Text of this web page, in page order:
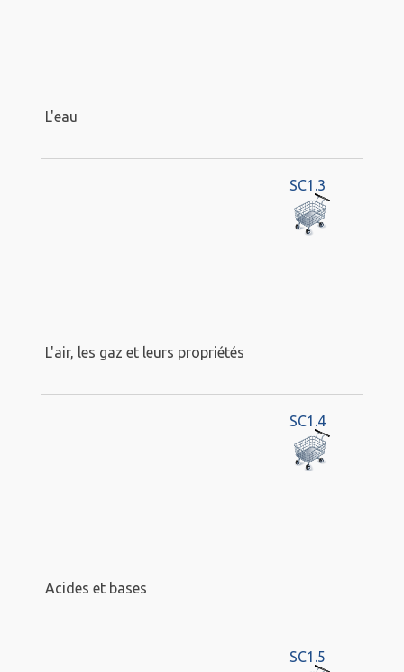
L'eau
SC1.3
L'air, les gaz et leurs propriétés
SC1.4
Acides et bases
SC1.5